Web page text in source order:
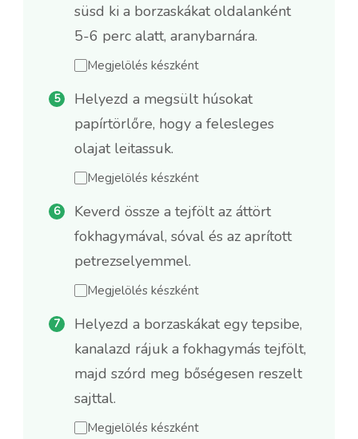
süsd ki a borzaskákat oldalanként
5-6 perc alatt, aranybarnára.
Megjelölés készként
Helyezd a megsült húsokat
papírtörlőre, hogy a felesleges
olajat leitassuk.
Megjelölés készként
Keverd össze a tejfölt az áttört
fokhagymával, sóval és az aprított
petrezselyemmel.
Megjelölés készként
Helyezd a borzaskákat egy tepsibe,
kanalazd rájuk a fokhagymás tejfölt,
majd szórd meg bőségesen reszelt
sajttal.
Megjelölés készként